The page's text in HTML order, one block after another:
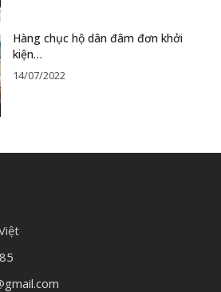
Hàng chục hộ dân đâm đơn khởi
kiện…
14/07/2022